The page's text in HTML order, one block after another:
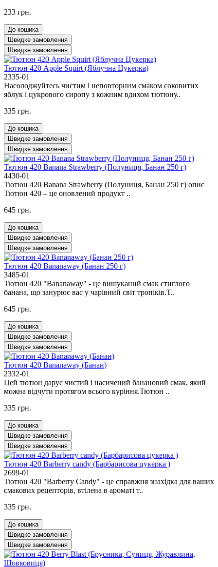
233 грн.
До кошика
Швидке замовлення
Швидке замовлення
Тютюн 420 Apple Squirt (Яблучна Цукерка)
2335-01
Насолоджуйтесь чистим і неповторним смаком соковитих
яблук і цукрового сиропу з кожним вдихом тютюну..
335 грн.
До кошика
Швидке замовлення
Швидке замовлення
Тютюн 420 Banana Strawberry (Полуниця, Банан 250 г)
4430-01
Тютюн 420 Banana Strawberry (Полуниця, Банан 250 г) опис
Тютюн 420 – це оновлений продукт ..
645 грн.
До кошика
Швидке замовлення
Швидке замовлення
Тютюн 420 Bananaway (Банан 250 г)
3485-01
Тютюн 420 "Bananaway" - це вишуканий смак стиглого
банана, що занурює вас у чарівний світ тропіків.Т..
645 грн.
До кошика
Швидке замовлення
Швидке замовлення
Тютюн 420 Bananaway (Банан)
2332-01
Цей тютюн дарує чистий і насичений банановий смак, який
можна відчути протягом всього куріння.Тютюн ..
335 грн.
До кошика
Швидке замовлення
Швидке замовлення
Тютюн 420 Barberry candy (Барбарисова цукерка )
2699-01
Тютюн 420 "Barberry Candy" - це справжня знахідка для ваших
смакових рецепторів, втілена в ароматі т..
335 грн.
До кошика
Швидке замовлення
Швидке замовлення